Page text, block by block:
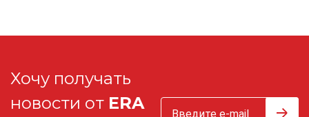
Хочу получать
новости от ERA